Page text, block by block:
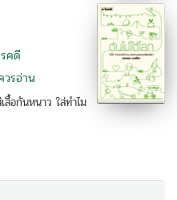
คดี
รอ่าน
สื้อกันหนาว ใส่ทำไม